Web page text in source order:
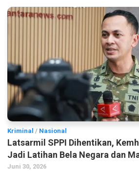
Kriminal / Nasional
Latsarmil SPPI Dihentikan,
Jadi Latihan Bela Negara dan
Juni 30, 2026